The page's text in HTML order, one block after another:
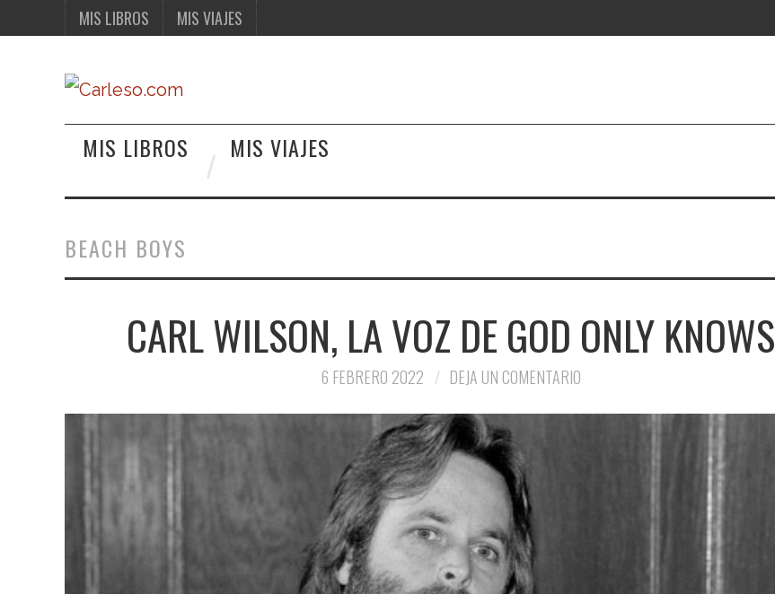
MIS LIBROS MIS VIAJES
MIS LIBROS MIS VIAJES
BEACH BOYS
CARL WILSON, LA VOZ DE GOD ONLY KNOWS
6 FEBRERO 2022 DEJA UN COMENTARIO